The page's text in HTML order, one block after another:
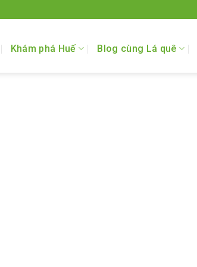
Khám phá Huế Blog cùng Lá quê